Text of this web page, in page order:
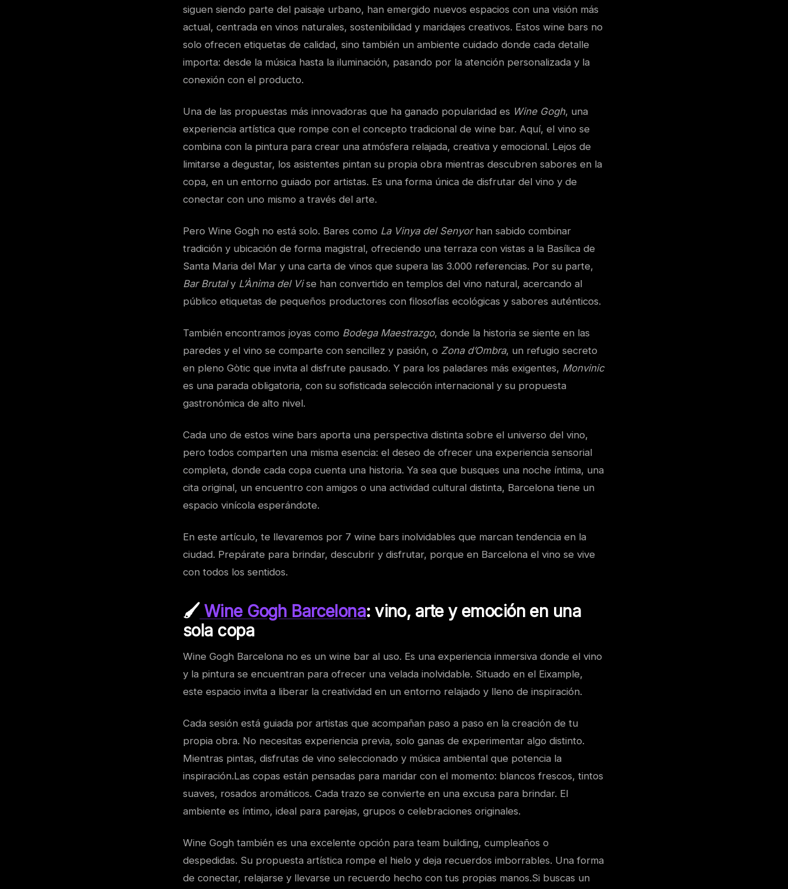
siguen siendo parte del paisaje urbano, han emergido nuevos espacios con una visión más
actual, centrada en vinos naturales, sostenibilidad y maridajes creativos. Estos wine bars no
solo ofrecen etiquetas de calidad, sino también un ambiente cuidado donde cada detalle
importa: desde la música hasta la iluminación, pasando por la atención personalizada y la
conexión con el producto.
Una de las propuestas más innovadoras que ha ganado popularidad es Wine Gogh, una
experiencia artística que rompe con el concepto tradicional de wine bar. Aquí, el vino se
combina con la pintura para crear una atmósfera relajada, creativa y emocional. Lejos de
limitarse a degustar, los asistentes pintan su propia obra mientras descubren sabores en la
copa, en un entorno guiado por artistas. Es una forma única de disfrutar del vino y de
conectar con uno mismo a través del arte.
Pero Wine Gogh no está solo. Bares como La Vinya del Senyorhan sabido combinar
tradición y ubicación de forma magistral, ofreciendo una terraza con vistas a la Basílica de
Santa Maria del Mar y una carta de vinos que supera las 3.000 referencias. Por su parte,
Bar Brutaly L’Ànima del Vise han convertido en templos del vino natural, acercando al
público etiquetas de pequeños productores con filosofías ecológicas y sabores auténticos.
También encontramos joyas como Bodega Maestrazgo, donde la historia se siente en las
paredes y el vino se comparte con sencillez y pasión, o Zona d’Ombra, un refugio secreto
en pleno Gòtic que invita al disfrute pausado. Y para los paladares más exigentes, Monvinic
es una parada obligatoria, con su sofisticada selección internacional y su propuesta
gastronómica de alto nivel.
Cada uno de estos wine bars aporta una perspectiva distinta sobre el universo del vino,
pero todos comparten una misma esencia: el deseo de ofrecer una experiencia sensorial
completa, donde cada copa cuenta una historia. Ya sea que busques una noche íntima, una
cita original, un encuentro con amigos o una actividad cultural distinta, Barcelona tiene un
espacio vinícola esperándote.
En este artículo, te llevaremos por 7 wine bars inolvidables que marcan tendencia en la
ciudad. Prepárate para brindar, descubrir y disfrutar, porque en Barcelona el vino se vive
con todos los sentidos.
🖌️ Wine Gogh Barcelona: vino, arte y emoción en una
sola copa
Wine Gogh Barcelona no es un wine bar al uso. Es una experiencia inmersiva donde el vino
y la pintura se encuentran para ofrecer una velada inolvidable. Situado en el Eixample,
este espacio invita a liberar la creatividad en un entorno relajado y lleno de inspiración.
Cada sesión está guiada por artistas que acompañan paso a paso en la creación de tu
propia obra. No necesitas experiencia previa, solo ganas de experimentar algo distinto.
Mientras pintas, disfrutas de vino seleccionado y música ambiental que potencia la
inspiración.Las copas están pensadas para maridar con el momento: blancos frescos, tintos
suaves, rosados aromáticos. Cada trazo se convierte en una excusa para brindar. El
ambiente es íntimo, ideal para parejas, grupos o celebraciones originales.
Wine Gogh también es una excelente opción para team building, cumpleaños o
despedidas. Su propuesta artística rompe el hielo y deja recuerdos imborrables. Una forma
de conectar, relajarse y llevarse un recuerdo hecho con tus propias manos.Si buscas un